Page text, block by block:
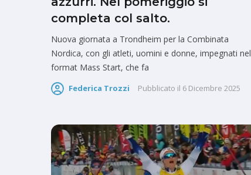
completa col salto.
Nuova giornata a Trondheim per la Combinata
Nordica, con gli atleti, uomini e donne, impegnati nel
format Mass Start, che fa
Federica Trozzi Pubblicato il 6 Dicembre 2025